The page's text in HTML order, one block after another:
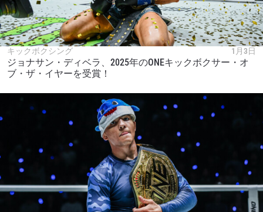
キックボクシング 1月3日
ジョナサン・ディベラ、2025年のONEキックボクサー・オ
ブ・ザ・イヤーを受賞！